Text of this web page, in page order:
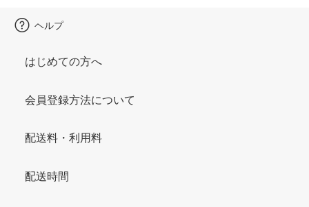
ヘルプ
はじめての方へ
会員登録方法について
配送料・利用料
配送時間